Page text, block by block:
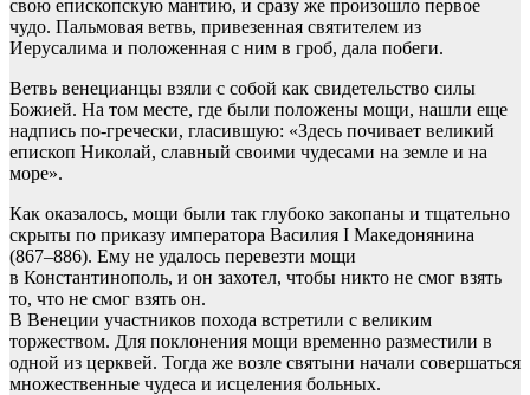
свою епископскую мантию, и сразу же произошло первое
чудо. Пальмовая ветвь, привезенная святителем из
Иерусалима и положенная с ним в гроб, дала побеги.
Ветвь венецианцы взяли с собой как свидетельство силы
Божией. На том месте, где были положены мощи, нашли еще
надпись по-гречески, гласившую: «Здесь почивает великий
епископ Николай, славный своими чудесами на земле и на
море».
Как оказалось, мощи были так глубоко закопаны и тщательно
скрыты по приказу императора Василия I Македонянина
(867–886). Ему не удалось перевезти мощи
в Константинополь, и он захотел, чтобы никто не смог взять
то, что не смог взять он.
В Венеции участников похода встретили с великим
торжеством. Для поклонения мощи временно разместили в
одной из церквей. Тогда же возле святыни начали совершаться
множественные чудеса и исцеления больных.